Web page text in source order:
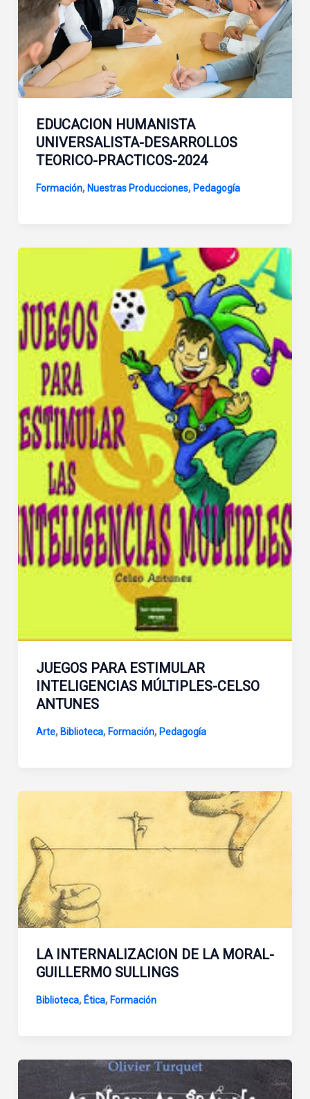
EDUCACION HUMANISTA
UNIVERSALISTA-DESARROLLOS
TEORICO-PRACTICOS-2024
Formación, Nuestras Producciones, Pedagogía
JUEGOS PARA ESTIMULAR
INTELIGENCIAS MÚLTIPLES-CELSO
ANTUNES
Arte, Biblioteca, Formación, Pedagogía
LA INTERNALIZACION DE LA MORAL-
GUILLERMO SULLINGS
Biblioteca, Ética, Formación